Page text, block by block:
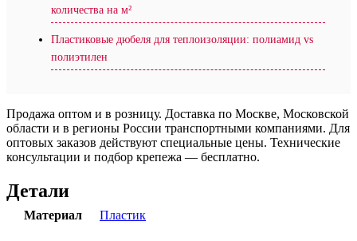
количества на м²
Пластиковые дюбеля для теплоизоляции: полиамид vs
полиэтилен
Продажа оптом и в розницу. Доставка по Москве, Московской
области и в регионы России транспортными компаниями. Для
оптовых заказов действуют специальные цены. Технические
консультации и подбор крепежа — бесплатно.
Детали
Материал Пластик